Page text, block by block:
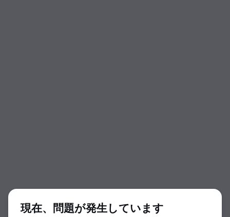
現在、問題が発生しています